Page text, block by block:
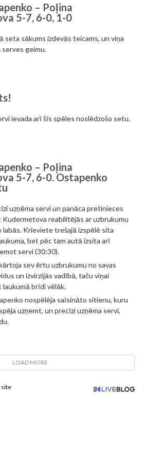
– Poļina
5-7, 6-0, 1-0
seta sākums izdevās teicams, un viņa
serves geimu.
ievada arī šīs spēles noslēdzošo setu.
– Poļina
5-7, 6-0. Ostapenko
uzņēma servi un panāca pretinieces
reabilitējās ar uzbrukumu
labās. Krieviete trešajā izspēlē sita
bet pēc tam autā izsita arī
servi (30:30).
sev ērtu uzbrukumu no savas
un izvirzījās vadībā, taču viņai
brīdi vēlāk.
nospēlēja saīsināto sitienu, kuru
uzņemt, un precīzi uzņēma servi,
LOAD MORE
site